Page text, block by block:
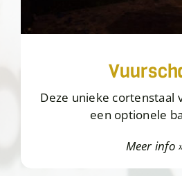
Deze unieke cortenstaal
een optionele
Meer info